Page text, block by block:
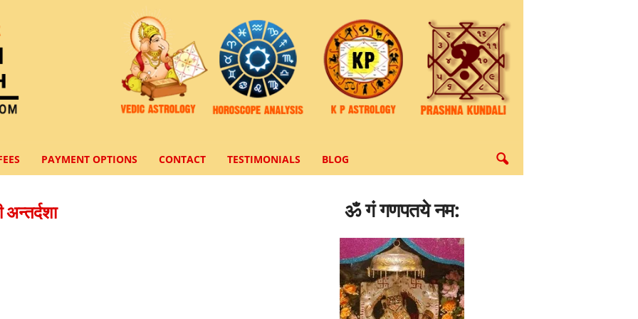
PAYMENT OPTIONS CONTACT TESTIMONIALS BLOG
ॐ गं गणपतये नम: